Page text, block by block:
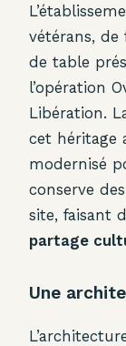
vétérans, de
de table
l’opération
Libération.
cet héritage
modernisé
conserve
site, faisant
partage
Une